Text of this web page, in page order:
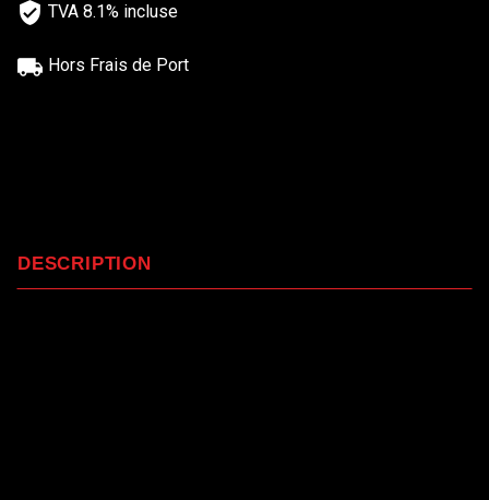
TVA 8.1% incluse
Hors Frais de Port
DESCRIPTION